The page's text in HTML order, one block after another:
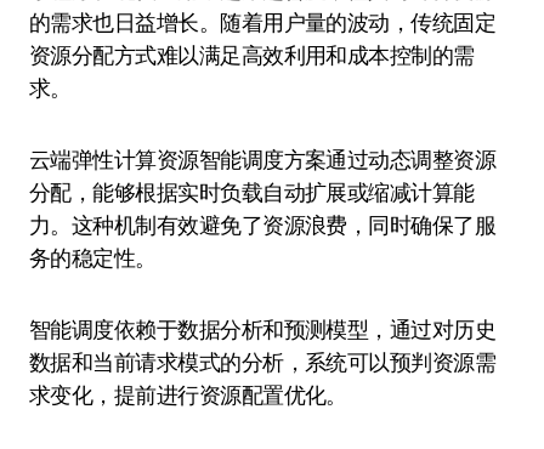
的需求也日益增长。随着用户量的波动，传统固定
资源分配方式难以满足高效利用和成本控制的需
求。
云端弹性计算资源智能调度方案通过动态调整资源
分配，能够根据实时负载自动扩展或缩减计算能
力。这种机制有效避免了资源浪费，同时确保了服
务的稳定性。
智能调度依赖于数据分析和预测模型，通过对历史
数据和当前请求模式的分析，系统可以预判资源需
求变化，提前进行资源配置优化。